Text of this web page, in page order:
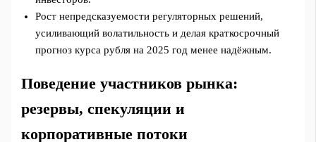
Рост непредсказуемости регуляторных решений,
усиливающий волатильность и делая краткосрочный
прогноз курса рубля на 2025 год менее надёжным.
Поведение участников рынка:
резервы, спекуляции и
корпоративные потоки